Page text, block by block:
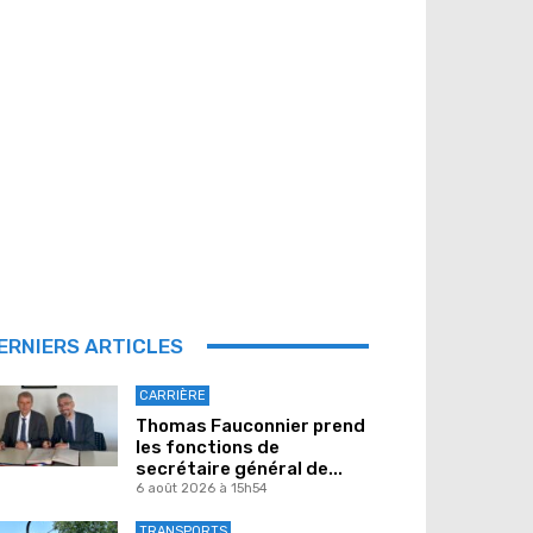
ARTICLES
CARRIÈRE
Thomas Fauconnier prend
les fonctions de
secrétaire général de...
6 août 2026 à 15h54